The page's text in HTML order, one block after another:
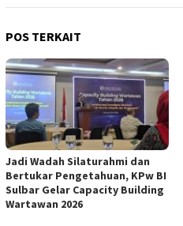
POS TERKAIT
Jadi Wadah Silaturahmi dan
Bertukar Pengetahuan, KPw BI
Sulbar Gelar Capacity Building
Wartawan 2026